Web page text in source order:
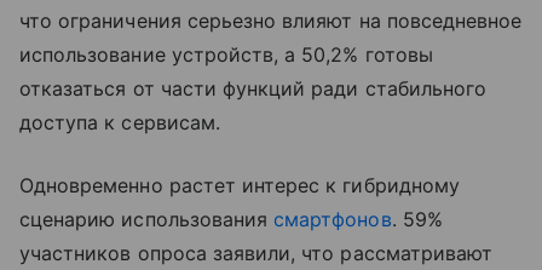
что ограничения серьезно влияют на повседневное
использование устройств, а 50,2% готовы
отказаться от части функций ради стабильного
доступа к сервисам.
Одновременно растет интерес к гибридному
сценарию использования смартфонов. 59%
участников опроса заявили, что рассматривают